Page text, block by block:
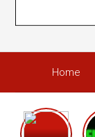
Home